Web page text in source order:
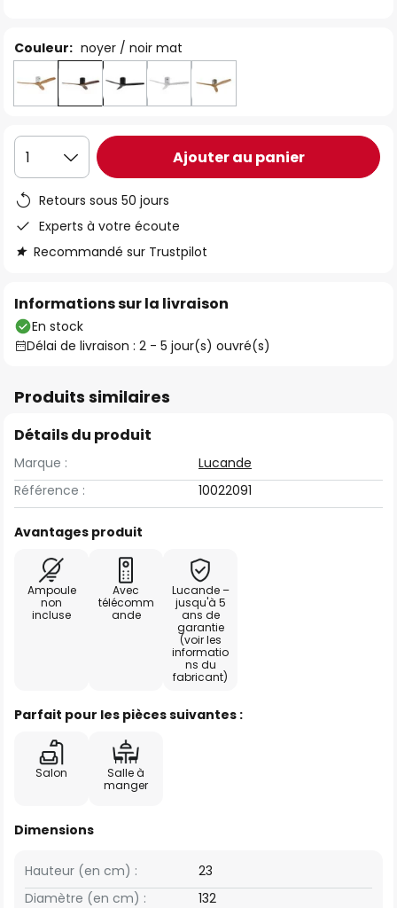
Couleur: noyer / noir mat
1 Ajouter au panier
Retours sous 50 jours
Experts à votre écoute
Recommandé sur Trustpilot
Informations sur la livraison
En stock
Délai de livraison : 2 - 5 jour(s) ouvré(s)
Produits similaires
Détails du produit
Marque :
Lucande
Référence :
10022091
Avantages produit
Ampoule
non
incluse
Avec
télécomm
ande
Lucande –
jusqu'à 5
ans de
garantie
(voir les
informatio
ns du
fabricant)
Parfait pour les pièces suivantes :
Salon
Salle à
manger
Dimensions
Hauteur (en cm) :
23
Diamètre (en cm) :
132